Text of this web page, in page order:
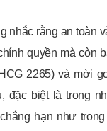
nhắc rằng an toàn
quyền mà còn
2265) và mời
đặc biệt là trong
hạn như